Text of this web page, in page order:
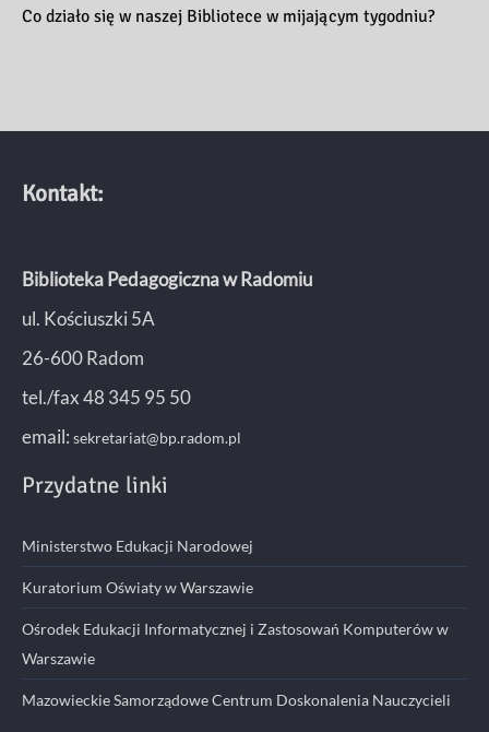
Co działo się w naszej Bibliotece w mijającym tygodniu?
Kontakt:
Biblioteka Pedagogiczna w Radomiu
ul. Kościuszki 5A
26-600 Radom
tel./fax 48 345 95 50
email: sekretariat@bp.radom.pl
Przydatne linki
Ministerstwo Edukacji Narodowej
Kuratorium Oświaty w Warszawie
Ośrodek Edukacji Informatycznej i Zastosowań Komputerów w
Warszawie
Mazowieckie Samorządowe Centrum Doskonalenia Nauczycieli